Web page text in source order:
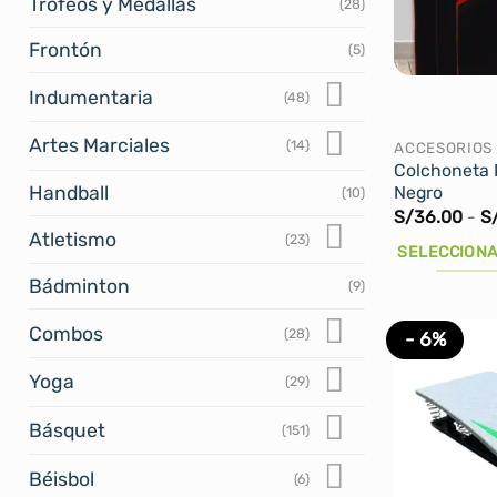
Trofeos y Medallas (28)
Frontón (5)
Indumentaria (48)
Artes Marciales (14)
Handball (10)
Atletismo (23)
Bádminton (9)
Combos (28)
Yoga (29)
Básquet (151)
Béisbol (6)
ACCESORIOS
Colchoneta
Negro
S/36.00 -
tiene
variantes.
opciones
- 6%